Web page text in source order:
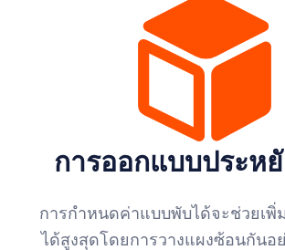
การออกแบบประห
การกำหนดค่าแบบพับได้จะช่วยเพิ่
ได้สูงสุดโดยการวางแผงซ้อนกันอ